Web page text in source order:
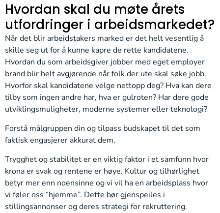
Hvordan skal du møte årets
utfordringer i arbeidsmarkedet?
Når det blir arbeidstakers marked er det helt vesentlig å
skille seg ut for å kunne kapre de rette kandidatene.
Hvordan du som arbeidsgiver jobber med eget employer
brand blir helt avgjørende når folk der ute skal søke jobb.
Hvorfor skal kandidatene velge nettopp deg? Hva kan dere
tilby som ingen andre har, hva er gulroten? Har dere gode
utviklingsmuligheter, moderne systemer eller teknologi?
Forstå målgruppen din og tilpass budskapet til det som
faktisk engasjerer akkurat dem.
Trygghet og stabilitet er en viktig faktor i et samfunn hvor
krona er svakog rentene er høye. Kultur ogtilhørlighet
betyr mer enn noensinne og vi vil haen arbeidsplass hvor
vi føler oss “hjemme”. Dette bør gjenspeiles i
stillingsannonser og deres strategi for rekruttering.